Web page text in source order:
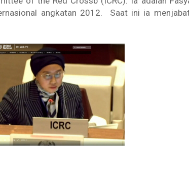
angkatan 2012. Saat ini ia